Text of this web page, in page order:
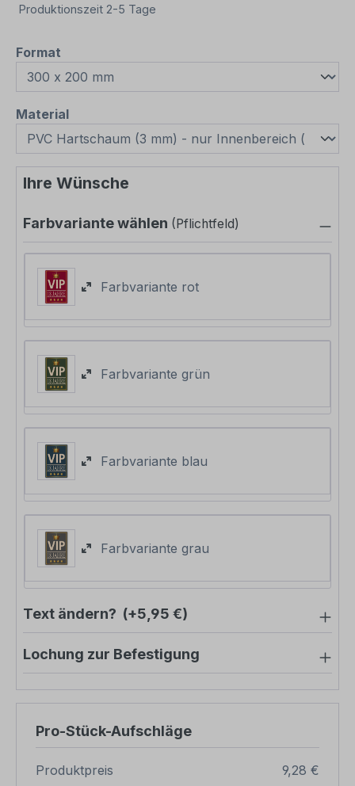
Produktionszeit 2-5 Tage
Format
Materialauswählen
Ihre Wünsche
Farbvariante wählen (Pflichtfeld)
Farbvariante rot
Farbvariante grün
Farbvariante blau
Farbvariante grau
Text ändern? (+5,95 €)
Lochung zur Befestigung
Pro-Stück-Aufschläge
Produktpreis 9,28 €